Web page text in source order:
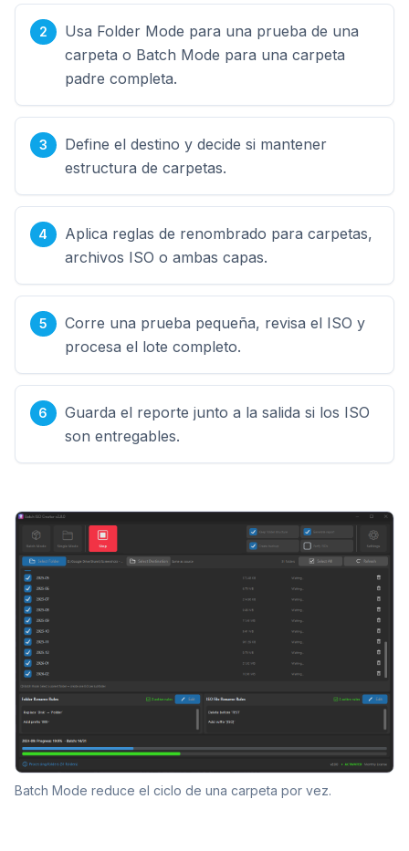
Usa Folder Mode para una prueba de una
carpeta o Batch Mode para una carpeta
padre completa.
Define el destino y decide si mantener
estructura de carpetas.
Aplica reglas de renombrado para carpetas,
archivos ISO o ambas capas.
Corre una prueba pequeña, revisa el ISO y
procesa el lote completo.
Guarda el reporte junto a la salida si los ISO
son entregables.
Batch Mode reduce el ciclo de una carpeta por vez.